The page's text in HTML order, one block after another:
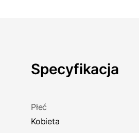
Specyfikacja
Płeć
Kobieta